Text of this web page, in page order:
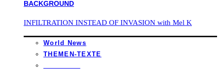
INFILTRATION INSTEAD OF INVASION with Mel K
World News
THEMEN-TEXTE